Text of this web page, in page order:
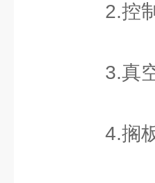
2.控制
3.真空
4.搁板